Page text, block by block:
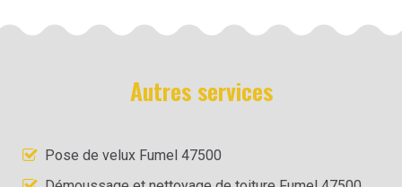
Autres services
Pose de velux Fumel 47500